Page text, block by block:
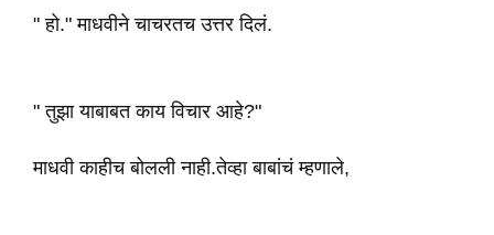
" हो." माधवीने चाचरतच उत्तर दिलं.
" तुझा याबाबत काय विचार आहे?"
माधवी काहीच बोलली नाही.तेव्हा बाबांचं म्हणाले,